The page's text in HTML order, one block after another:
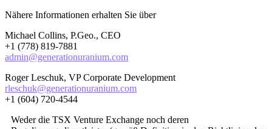
Nähere Informationen erhalten Sie über
Michael Collins, P.Geo., CEO
+1 (778) 819-7881
admin@generationuranium.com
Roger Leschuk, VP Corporate Development
rleschuk@generationuranium.com
+1 (604) 720-4544
Weder die TSX Venture Exchange noch deren